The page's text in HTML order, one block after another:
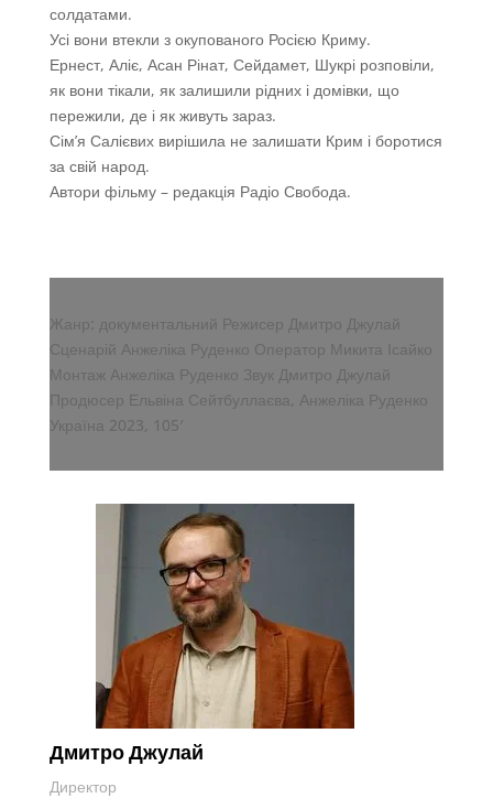
солдатами.
Усі вони втекли з окупованого Росією Криму.
Ернест, Аліє, Асан Рінат, Сейдамет, Шукрі розповіли,
як вони тікали, як залишили рідних і домівки, що
пережили, де і як живуть зараз.
Сім’я Салієвих вирішила не залишати Крим і боротися
за свій народ.
Автори фільму – редакція Радіо Свобода.
Жанр: документальний Режисер Дмитро Джулай
Сценарій Анжеліка Руденко Оператор Микита Ісайко
Монтаж Анжеліка Руденко Звук Дмитро Джулай
Продюсер Ельвіна Сейтбуллаєва, Анжеліка Руденко
Україна 2023, 105′
Дмитро Джулай
Директор